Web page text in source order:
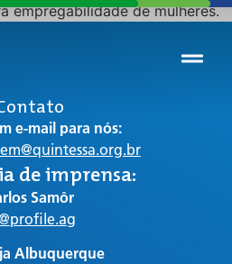
empregabilidade de mulheres.
e-mail para nós:
de imprensa:
Samôr
Albuquerque